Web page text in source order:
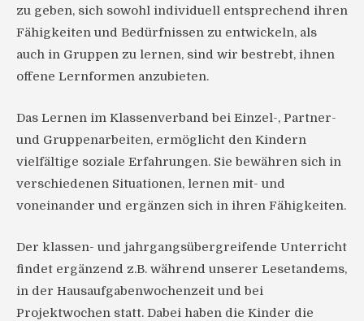
zu geben, sich sowohl individuell entsprechend ihren
Fähigkeiten und Bedürfnissen zu entwickeln, als
auch in Gruppen zu lernen, sind wir bestrebt, ihnen
offene Lernformen anzubieten.
Das Lernen im Klassenverband bei Einzel-, Partner-
und Gruppenarbeiten, ermöglicht den Kindern
vielfältige soziale Erfahrungen. Sie bewähren sich in
verschiedenen Situationen, lernen mit- und
voneinander und ergänzen sich in ihren Fähigkeiten.
Der klassen- und jahrgangsübergreifende Unterricht
findet ergänzend z.B. während unserer Lesetandems,
in der Hausaufgabenwochenzeit und bei
Projektwochen statt. Dabei haben die Kinder die